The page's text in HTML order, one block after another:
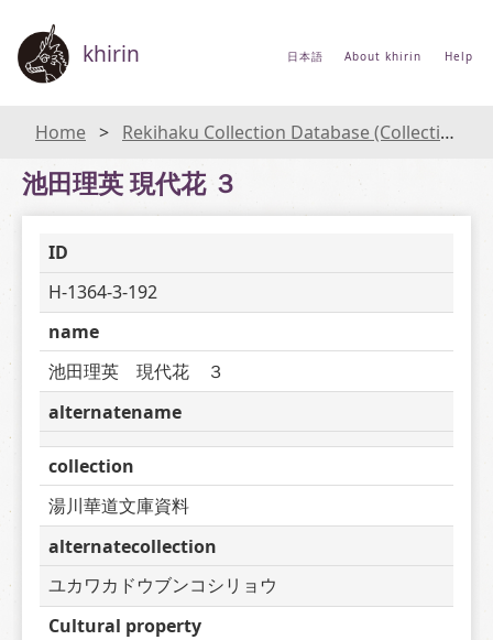
khirin 日本語 About khirin Help
Home Rekihaku Collection Database (Collections Database of the National Museum of Japanese History)
池田理英 現代花 ３
ID
H-1364-3-192
name
池田理英　現代花　３
alternatename
collection
湯川華道文庫資料
alternatecollection
ユカワカドウブンコシリョウ
Cultural property